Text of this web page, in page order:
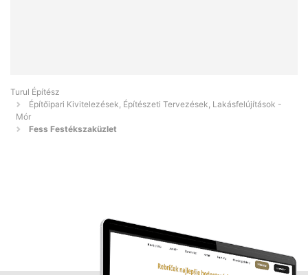
Turul Építész
Építőipari Kivitelezések, Építészeti Tervezések, Lakásfelújítások -
Mór
Fess Festékszaküzlet